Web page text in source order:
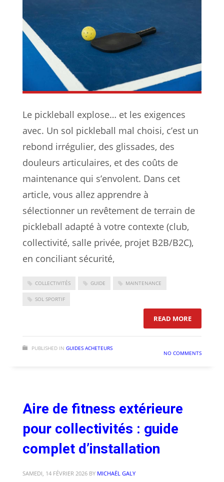
Le pickleball explose… et les exigences
avec. Un sol pickleball mal choisi, c’est un
rebond irrégulier, des glissades, des
douleurs articulaires, et des coûts de
maintenance qui s’envolent. Dans cet
article, vous allez apprendre à
sélectionner un revêtement de terrain de
pickleball adapté à votre contexte (club,
collectivité, salle privée, projet B2B/B2C),
en conciliant sécurité,
COLLECTIVITÉS GUIDE MAINTENANCE
SOL SPORTIF
READ MORE: SOL
PUBLISHED IN GUIDES ACHETEURS
NO COMMENTS
Aire de fitness extérieure
pour collectivités : guide
complet d’installation
SAMEDI, 14 FÉVRIER 2026 BY MICHAËL GALY